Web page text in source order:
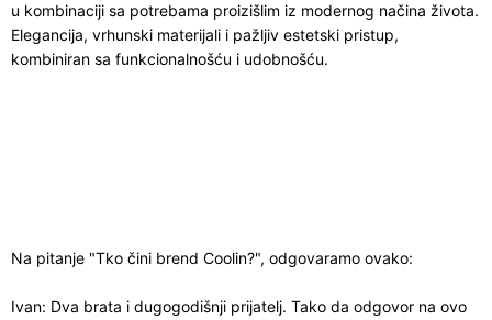
u kombinaciji sa potrebama proizišlim iz modernog načina života.
Elegancija, vrhunski materijali i pažljiv estetski pristup,
kombiniran sa funkcionalnošću i udobnošću.
Na pitanje "Tko čini brend Coolin?", odgovaramo ovako:
Ivan: Dva brata i dugogodišnji prijatelj. Tako da odgovor na ovo